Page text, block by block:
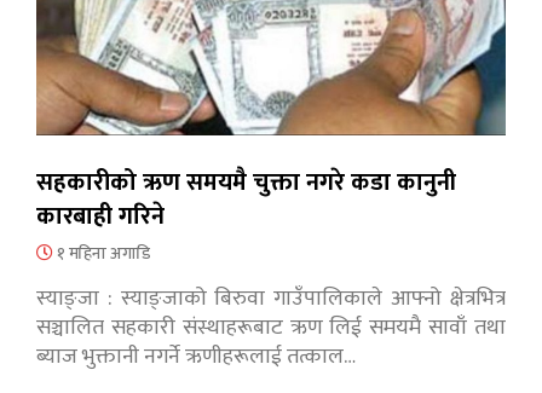
सहकारीको ऋण समयमै चुक्ता नगरे कडा कानुनी
कारबाही गरिने
१ महिना अगाडि
स्याङ्जा : स्याङ्जाको बिरुवा गाउँपालिकाले आफ्नो क्षेत्रभित्र
सञ्चालित सहकारी संस्थाहरूबाट ऋण लिई समयमै सावाँ तथा
ब्याज भुक्तानी नगर्ने ऋणीहरूलाई तत्काल…